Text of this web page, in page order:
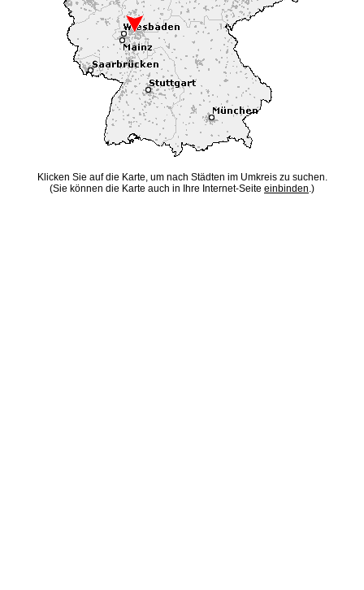
Klicken Sie auf die Karte, um nach Städten im Umkreis zu suchen.
(Sie können die Karte auch in Ihre Internet-Seite einbinden.)